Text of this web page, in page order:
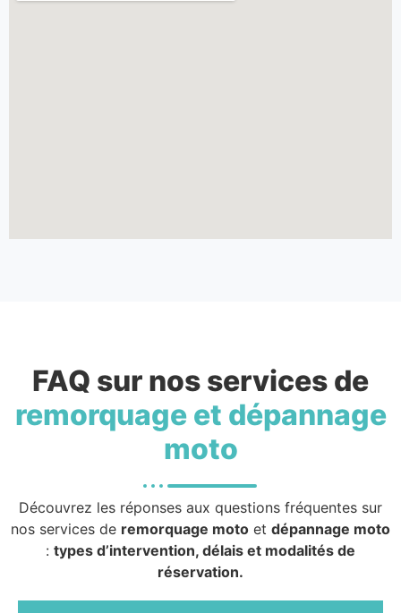
FAQ sur nos services de
remorquage et dépannage
moto
Découvrez les réponses aux questions fréquentes sur
nos services de remorquage moto et dépannage moto
: types d’intervention, délais et modalités de
réservation.